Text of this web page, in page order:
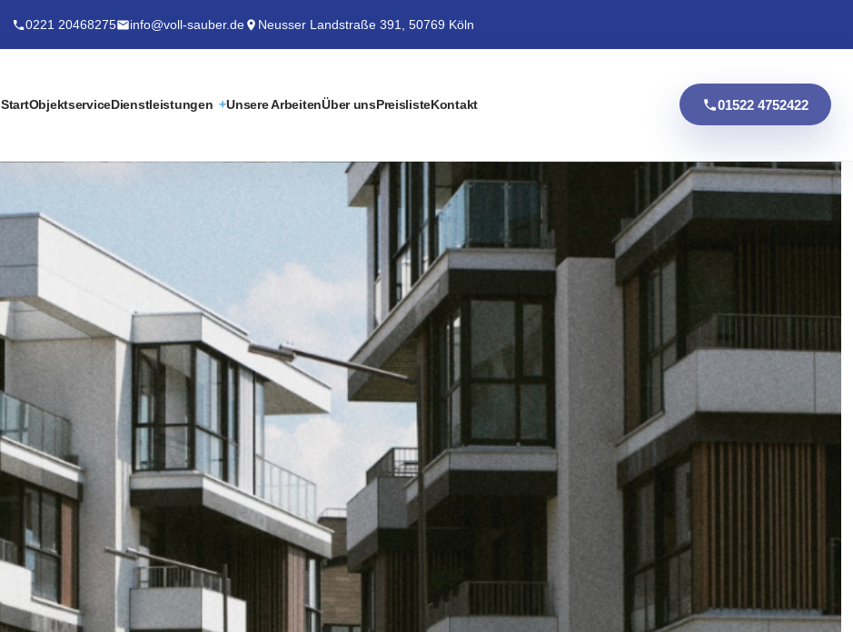
0221 20468275 info@voll-sauber.de Neusser Landstraße 391, 50769 Köln
StartObjektserviceDienstleistungen Unsere ArbeitenÜber unsPreislisteKontakt 01522 4752422